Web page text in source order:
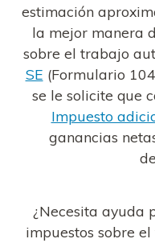
estimación
la mejor manera
sobre el trabajo
SE (Formulario
se le solicite que
Impuesto
ganancias
¿Necesita ayuda
impuestos sobre